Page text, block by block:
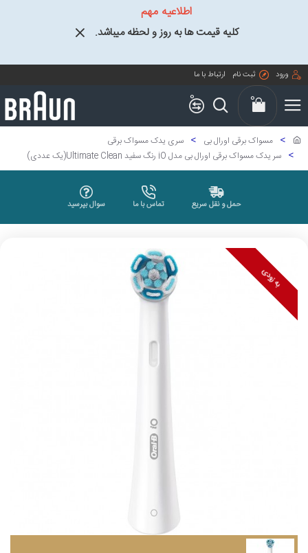
اطلاعیه مهم
کلیه قیمت ها به روز و لحظه میباشد.
ورود ثبت نام ارتباط با ما
0 0
مسواک برقی اورال بی
سری یدک مسواک برقی
سر یدک مسواک برقی اورال بی مدل iO رنگ سفید Ultimate Clean(یک عددی)
حمل و نقل سریع تماس با ما سوال بپرسید
به زودی